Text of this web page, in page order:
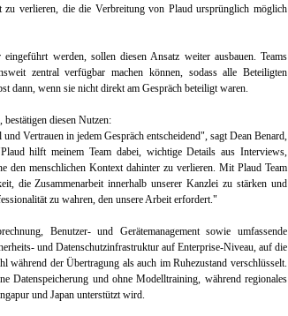
zu verlieren, die die Verbreitung von Plaud ursprünglich möglich
werden, sollen diesen Ansatz weiter ausbauen. Teams
zentral verfügbar machen können, sodass alle Beteiligten
dann, wenn sie nicht direkt am Gespräch beteiligt waren.
bestätigen diesen Nutzen:
Vertrauen in jedem Gespräch entscheidend", sagt Dean Benard,
hilft meinem Team dabei, wichtige Details aus Interviews,
den menschlichen Kontext dahinter zu verlieren. Mit Plaud Team
die Zusammenarbeit innerhalb unserer Kanzlei zu stärken und
zu wahren, den unsere Arbeit erfordert."
Benutzer- und Gerätemanagement sowie umfassende
und Datenschutzinfrastruktur auf Enterprise-Niveau, auf die
während der Übertragung als auch im Ruhezustand verschlüsselt.
Datenspeicherung und ohne Modelltraining, während regionales
und Japan unterstützt wird.